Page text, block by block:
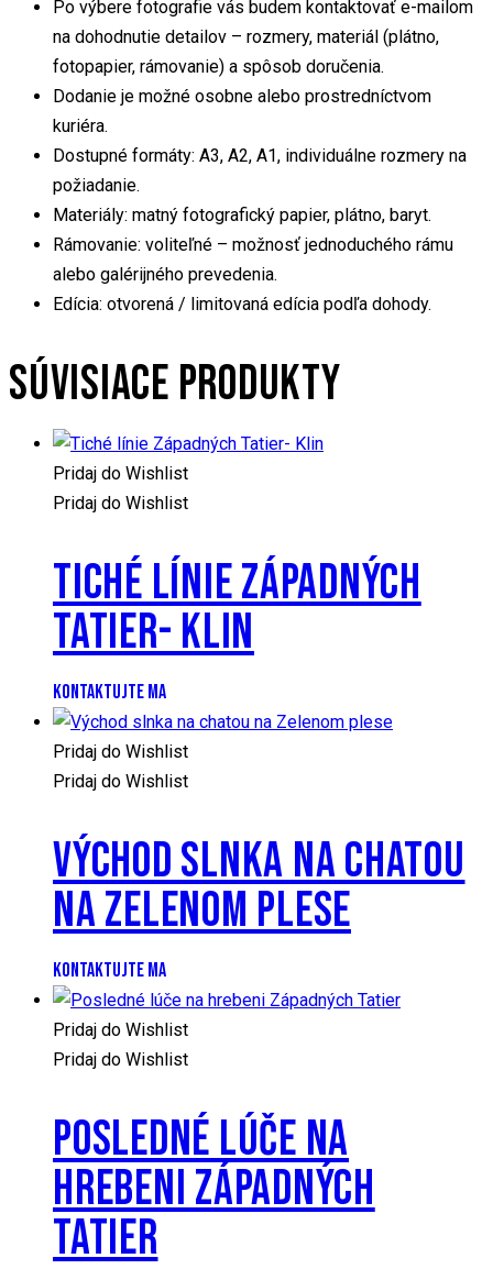
Po výbere fotografie vás budem kontaktovať e-mailom
na dohodnutie detailov – rozmery, materiál (plátno,
fotopapier, rámovanie) a spôsob doručenia.
Dodanie je možné osobne alebo prostredníctvom
kuriéra.
Dostupné formáty: A3, A2, A1, individuálne rozmery na
požiadanie.
Materiály: matný fotografický papier, plátno, baryt.
Rámovanie: voliteľné – možnosť jednoduchého rámu
alebo galérijného prevedenia.
Edícia: otvorená / limitovaná edícia podľa dohody.
SÚVISIACE PRODUKTY
Pridaj do Wishlist
Pridaj do Wishlist
TICHÉ LÍNIE ZÁPADNÝCH
TATIER- KLIN
KONTAKTUJTE MA
Pridaj do Wishlist
Pridaj do Wishlist
VÝCHOD SLNKA NA CHATOU
NA ZELENOM PLESE
KONTAKTUJTE MA
Pridaj do Wishlist
Pridaj do Wishlist
POSLEDNÉ LÚČE NA
HREBENI ZÁPADNÝCH
TATIER